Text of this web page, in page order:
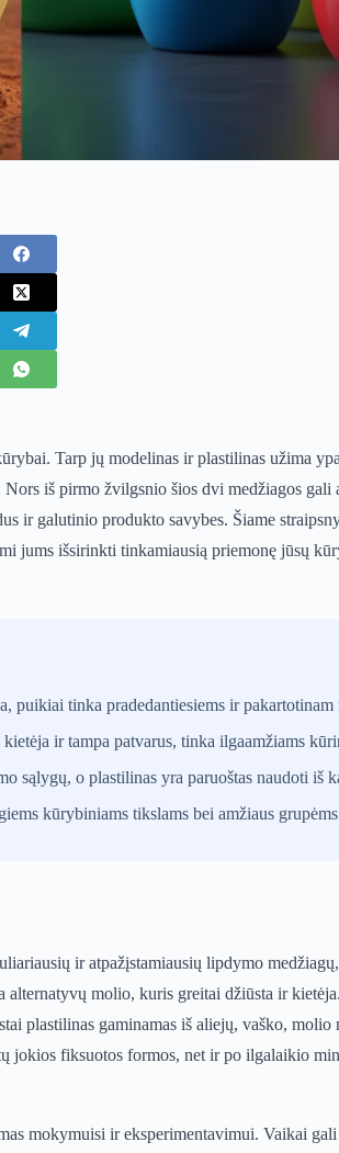
Tarp jų modelinas ir plastilinas užima
iš pirmo žvilgsnio šios dvi medžiagos gali
ir galutinio produkto savybes. Šiame
jums išsirinkti tinkamiausią priemonę jūsų
puikiai tinka pradedantiesiems ir
ir tampa patvarus, tinka ilgaamžiams
sąlygų, o plastilinas yra paruoštas naudoti iš
kūrybiniams tikslams bei amžiaus
ir atpažįstamiausių lipdymo
molio, kuris greitai džiūsta ir
plastilinas gaminamas iš aliejų, vaško,
jokios fiksuotos formos, net ir po ilgalaikio
mokymuisi ir eksperimentavimui. Vaikai